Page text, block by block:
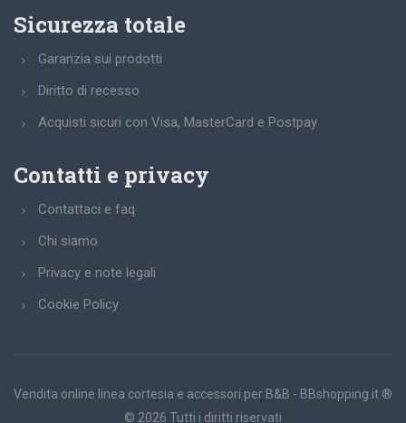
Sicurezza totale
Garanzia sui prodotti
Diritto di recesso
Acquisti sicuri con Visa, MasterCard e Postpay
Contatti e privacy
Contattaci e faq
Chi siamo
Privacy e note legali
Cookie Policy
Vendita online linea cortesia e accessori per B&B - BBshopping.it ®
© 2026 Tutti i diritti riservati